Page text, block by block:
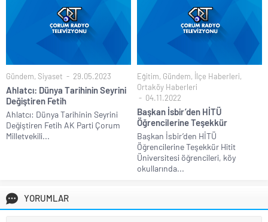
Gündem, Siyaset 29.05.2023
Ahlatcı: Dünya Tarihinin Seyrini
Değiştiren Fetih
Ahlatcı: Dünya Tarihinin Seyrini
Değiştiren Fetih AK Parti Çorum
Milletvekili...
Eğitim, Gündem, İlçe Haberleri,
Ortaköy Haberleri
04.11.2022
Başkan İsbir’den HİTÜ
Öğrencilerine Teşekkür
Başkan İsbir’den HİTÜ
Öğrencilerine Teşekkür Hitit
Üniversitesi öğrencileri, köy
okullarında...
YORUMLAR